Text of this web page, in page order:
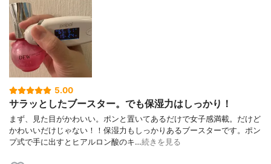
5.00
サラッとしたブースター。でも保湿力はしっかり！
まず、見た目がかわいい。ポンと置いてあるだけで女子感満載。だけど
かわいいだけじゃない！！保湿力もしっかりあるブースターです。ポン
プ式で手に出すとヒアルロン酸のキ…続きを見る